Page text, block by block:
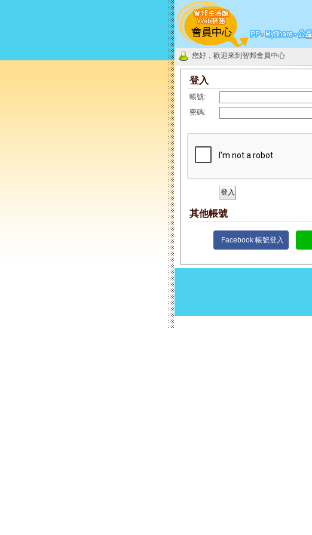
您好，歡迎來到智邦會員中心
登入
帳號:
密碼:
其他帳號
Facebook 帳號登入